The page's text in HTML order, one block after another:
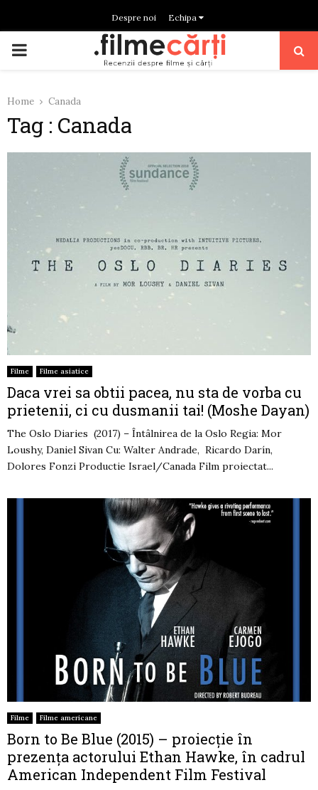
Despre noi Echipa
PRIMARY
Home Canada
Tag : Canada
Filme Filme asiatice
Daca vrei sa obtii pacea, nu sta de vorba cu
prietenii, ci cu dusmanii tai! (Moshe Dayan)
The Oslo Diaries (2017) – Întâlnirea de la Oslo Regia: Mor
Loushy, Daniel Sivan Cu: Walter Andrade, Ricardo Darín,
Dolores Fonzi Productie Israel/Canada Film proiectat...
Filme Filme americane
Born to Be Blue (2015) – proiecție în
prezența actorului Ethan Hawke, în cadrul
American Independent Film Festival